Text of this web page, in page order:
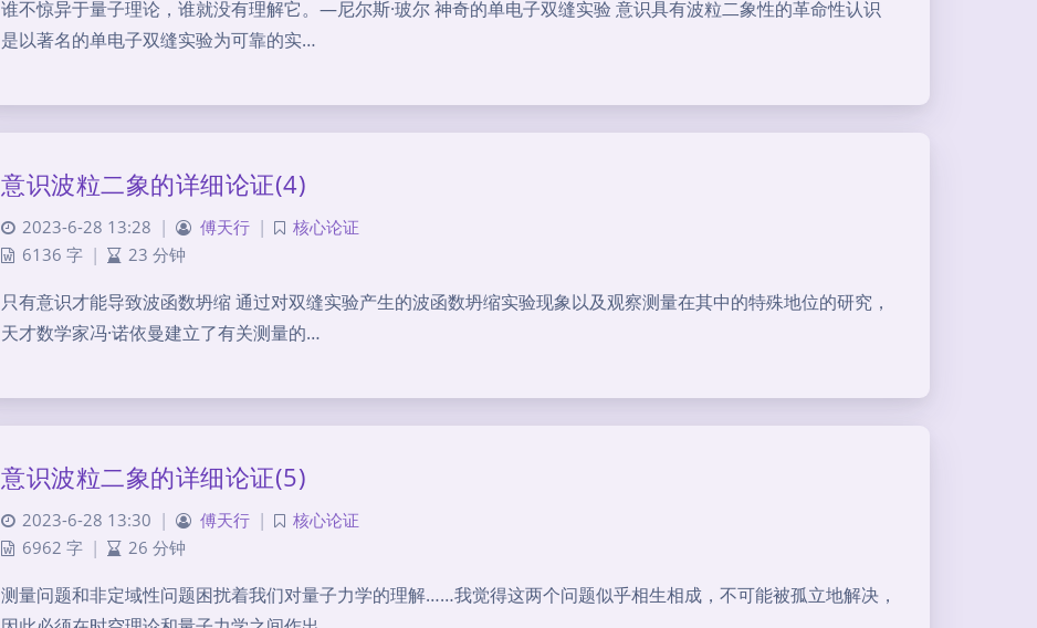
谁不惊异于量子理论，谁就没有理解它。―尼尔斯·玻尔 神奇的单电子双缝实验 意识具有波粒二象性的革命性认识
是以著名的单电子双缝实验为可靠的实…
意识波粒二象的详细论证(4)
2023-6-28 13:28 | 傅天行 |
核心论证
6136 字 | 23 分钟
只有意识才能导致波函数坍缩 通过对双缝实验产生的波函数坍缩实验现象以及观察测量在其中的特殊地位的研究，
天才数学家冯·诺依曼建立了有关测量的…
意识波粒二象的详细论证(5)
2023-6-28 13:30 | 傅天行 |
核心论证
6962 字 | 26 分钟
测量问题和非定域性问题困扰着我们对量子力学的理解……我觉得这两个问题似乎相生相成，不可能被孤立地解决，